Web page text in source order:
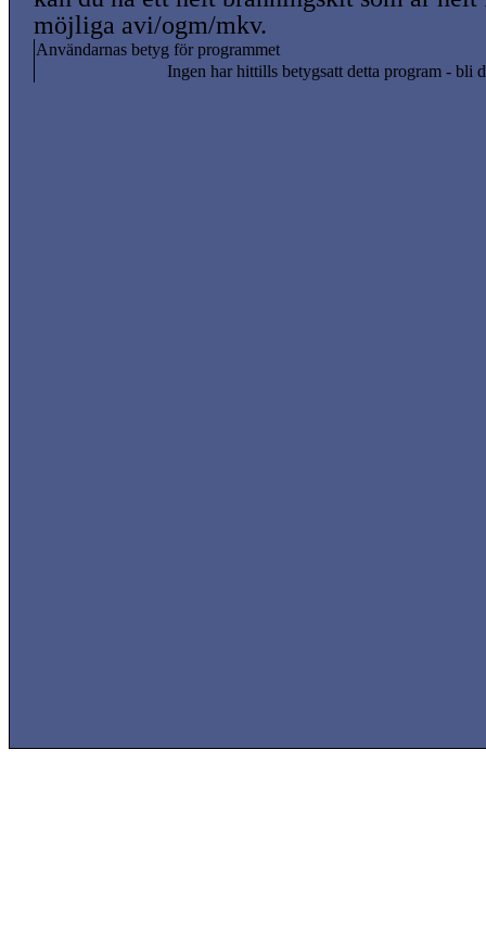
möjliga avi/ogm/mkv.
Användarnas betyg för programmet
Ingen har hittills betygsatt detta program - bli